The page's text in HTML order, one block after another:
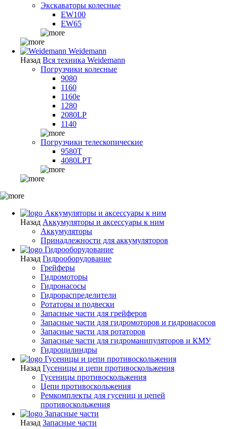
Экскаваторы колесные
EW100
EW65
Weidemann
Назад Вся техника Weidemann
Погрузчики колесные
9080
1160
1160e
1280
2080LP
1140
Погрузчики телескопические
9580T
4080LPT
Аккумуляторы и аксессуары к ним
Назад Аккумуляторы и аксессуары к ним
Аккумуляторы
Принадлежности для аккумуляторов
Гидрооборудование
Назад Гидрооборудование
Грейферы
Гидромоторы
Гидронасосы
Гидрораспределители
Ротаторы и подвески
Запасные части для грейферов
Запасные части для гидромоторов и гидронасосов
Запасные части для ротаторов
Запасные части для гидроманипуляторов и КМУ
Гидроцилиндры
Гусеницы и цепи противоскольжения
Назад Гусеницы и цепи противоскольжения
Гусеницы противоскольжения
Цепи противоскольжения
Ремкомплекты для гусениц и цепей
противоскольжения
Запасные части
Назад Запасные части